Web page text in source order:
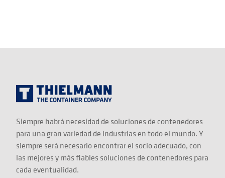
Siempre habrá necesidad de soluciones de contenedores
para una gran variedad de industrias en todo el mundo. Y
siempre será necesario encontrar el socio adecuado, con
las mejores y más fiables soluciones de contenedores para
cada eventualidad.